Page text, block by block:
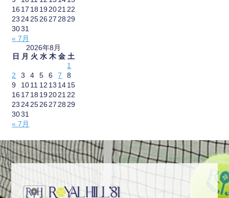
« 7月
16 17 18 192021 22
23 242526 27 28 29
3031
2026年8月
日
月 火 水 木 金 土
« 7月
1
2
3 4 5 6 7
8
9
1011 12 13 1415
16 17 18 192021 22
23 242526 27 28 29
3031